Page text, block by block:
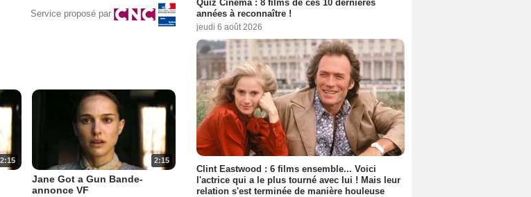
Service proposé par
2:15 2:15
Jane Got a Gun Bande-
annonce VF
Quiz Cinéma : 8 films de ces 10 dernières
années à reconnaître !
jeudi 6 août 2026
Clint Eastwood : 6 films ensemble... Voici
l'actrice qui a le plus tourné avec lui ! Mais leur
relation s'est terminée de manière houleuse